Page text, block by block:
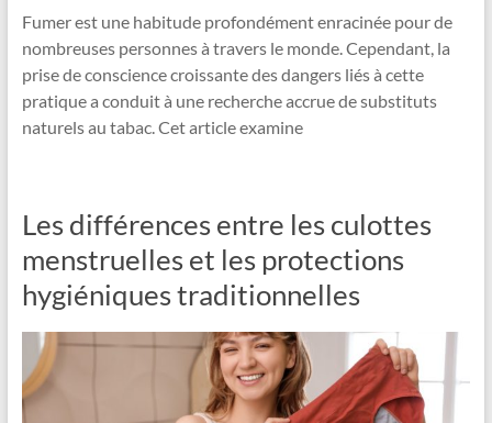
Fumer est une habitude profondément enracinée pour de
nombreuses personnes à travers le monde. Cependant, la
prise de conscience croissante des dangers liés à cette
pratique a conduit à une recherche accrue de substituts
naturels au tabac. Cet article examine
Les différences entre les culottes
menstruelles et les protections
hygiéniques traditionnelles